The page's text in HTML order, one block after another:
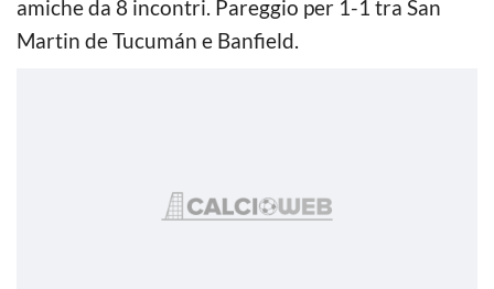
amiche da 8 incontri. Pareggio per 1-1 tra San
Martin de Tucumán e Banfield.